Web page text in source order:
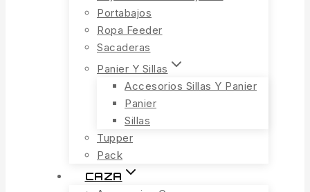
Portabajos
Ropa Feeder
Sacaderas
Panier Y Sillas
Accesorios Sillas Y Panier
Panier
Sillas
Tupper
Pack
CAZA